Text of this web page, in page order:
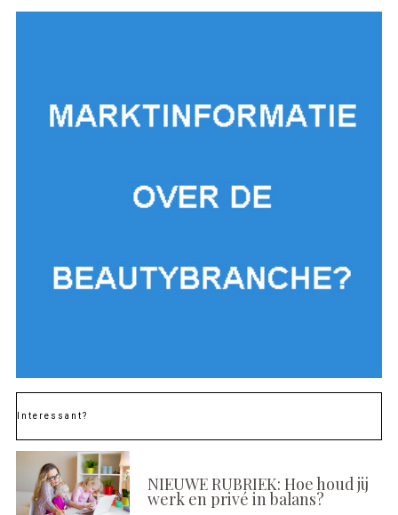
Interessant?
NIEUWE RUBRIEK: Hoe houd jij
werk en privé in balans?